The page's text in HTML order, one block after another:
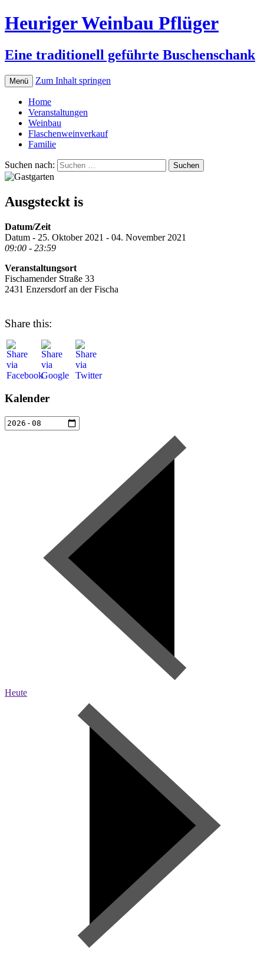
Heuriger Weinbau Pflüger
Eine traditionell geführte Buschenschank
Menü Zum Inhalt springen
Home
Veranstaltungen
Weinbau
Flaschenweinverkauf
Familie
Suchen nach:
Ausgsteckt is
Datum/Zeit
Datum - 25. Oktober 2021 - 04. November 2021
09:00 - 23:59
Veranstaltungsort
Fischamender Straße 33
2431 Enzersdorf an der Fischa
Share this:
Kalender
Heute